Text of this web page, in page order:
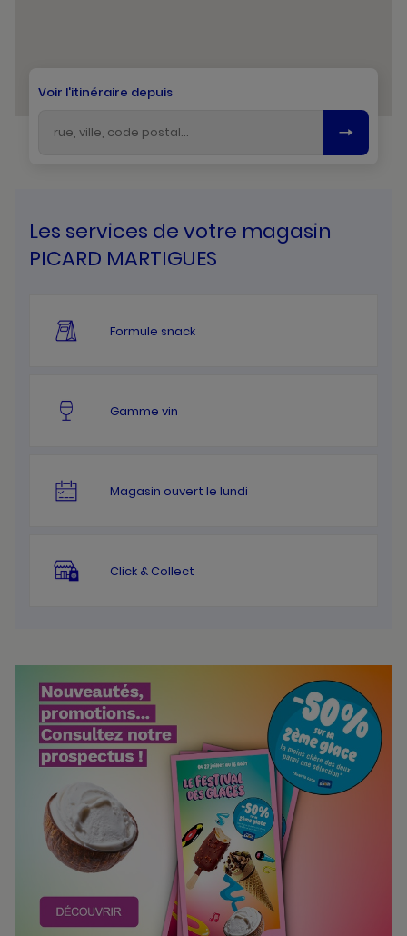
Voir l'itinéraire depuis
Les services de votre magasin
PICARD MARTIGUES
Formule snack
Gamme vin
Magasin ouvert le lundi
Click & Collect